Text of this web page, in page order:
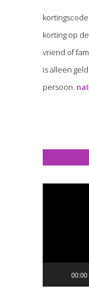
kortingscode
korting op
vriend of
is alleen
persoon.
Video
00:00